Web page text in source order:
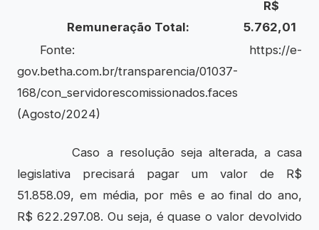
Remuneração Total:
R$
5.762,01
Fonte: https://e-
gov.betha.com.br/transparencia/01037-
168/con_servidorescomissionados.faces
(Agosto/2024)
Caso a resolução seja alterada, a casa
legislativa precisará pagar um valor de R$
51.858.09, em média, por mês e ao final do ano,
R$ 622.297.08. Ou seja, é quase o valor devolvido